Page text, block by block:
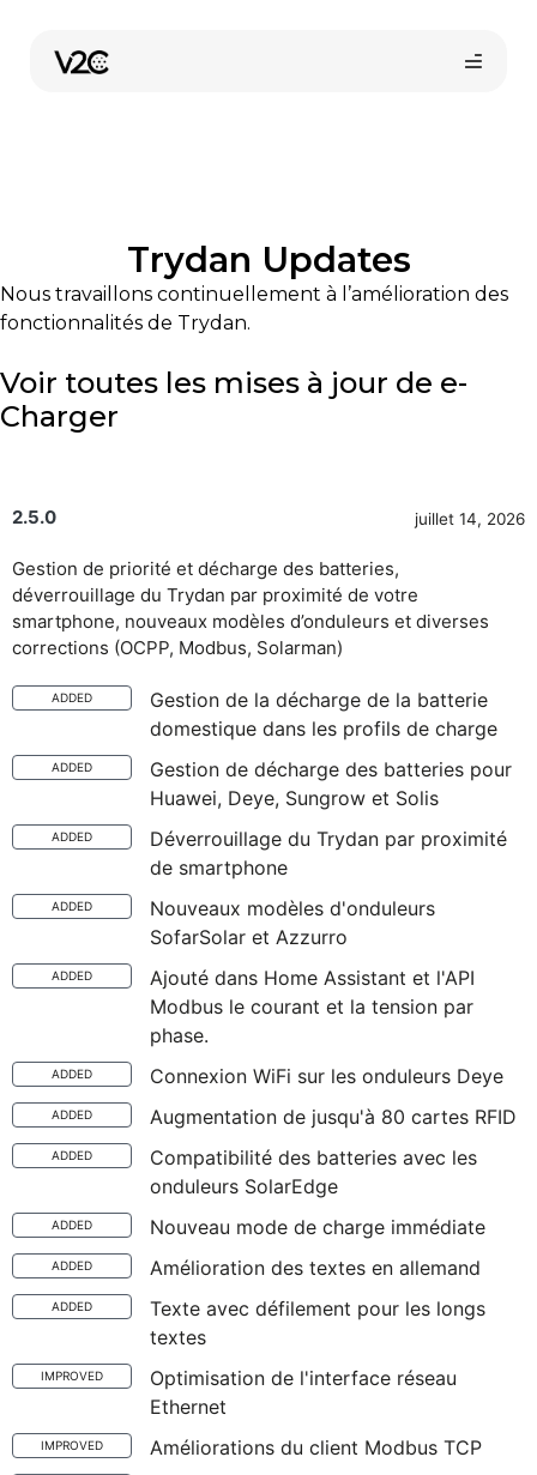
contenu
Boutique en ligne
Trydan Updates
Nous travaillons continuellement à l’amélioration des
fonctionnalités de Trydan.
Voir toutes les mises à jour de e-
Charger
2.5.0 juillet 14, 2026
Gestion de priorité et décharge des batteries,
déverrouillage du Trydan par proximité de votre
smartphone, nouveaux modèles d’onduleurs et diverses
corrections (OCPP, Modbus, Solarman)
ADDED
Gestion de la décharge de la batterie
domestique dans les profils de charge
ADDED
Gestion de décharge des batteries pour
Huawei, Deye, Sungrow et Solis
ADDED
Déverrouillage du Trydan par proximité
de smartphone
ADDED
Nouveaux modèles d'onduleurs
SofarSolar et Azzurro
ADDED
Ajouté dans Home Assistant et l'API
Modbus le courant et la tension par
phase.
ADDED Connexion WiFi sur les onduleurs Deye
ADDED Augmentation de jusqu'à 80 cartes RFID
ADDED
Compatibilité des batteries avec les
onduleurs SolarEdge
ADDED Nouveau mode de charge immédiate
ADDED Amélioration des textes en allemand
ADDED
Texte avec défilement pour les longs
textes
IMPROVED
Optimisation de l'interface réseau
Ethernet
IMPROVED Améliorations du client Modbus TCP